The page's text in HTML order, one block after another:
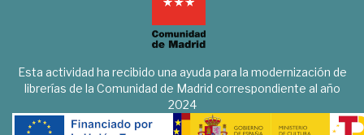
Esta actividad ha recibido una ayuda para la modernización de
librerías de la Comunidad de Madrid correspondiente al año
2024